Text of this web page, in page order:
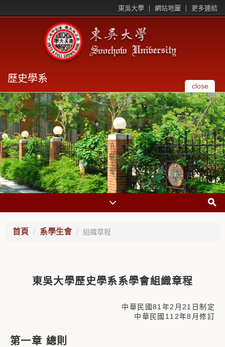
東吳大學 網站地圖 更多連結
歷史學系
close
首頁 系學生會 組織章程
東吳大學歷史學系系學會組織章程
中華民國81年2月21日制定
中華民國112年8月修訂
第一章 總則